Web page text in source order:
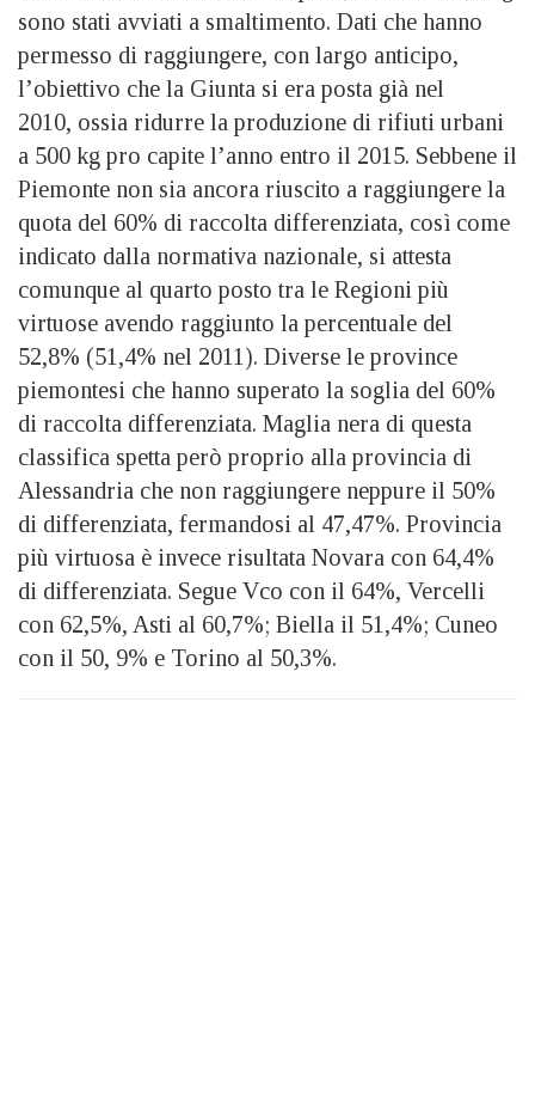
sono stati avviati a smaltimento. Dati che hanno
permesso di raggiungere, con largo anticipo,
l’obiettivo che la Giunta si era posta già nel
2010, ossia ridurre la produzione di rifiuti urbani
a 500 kg pro capite l’anno entro il 2015. Sebbene il
Piemonte non sia ancora riuscito a raggiungere la
quota del 60% di raccolta differenziata, così come
indicato dalla normativa nazionale, si attesta
comunque al quarto posto tra le Regioni più
virtuose avendo raggiunto la percentuale del
52,8% (51,4% nel 2011). Diverse le province
piemontesi che hanno superato la soglia del 60%
di raccolta differenziata. Maglia nera di questa
classifica spetta però proprio alla provincia di
Alessandria che non raggiungere neppure il 50%
di differenziata, fermandosi al 47,47%. Provincia
più virtuosa è invece risultata Novara con 64,4%
di differenziata. Segue Vco con il 64%, Vercelli
con 62,5%, Asti al 60,7%; Biella il 51,4%; Cuneo
con il 50, 9% e Torino al 50,3%.